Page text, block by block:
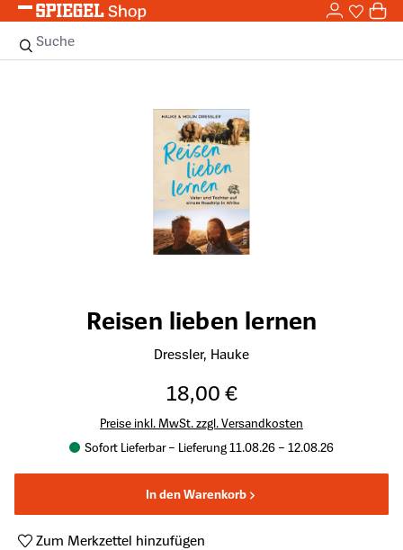
Zum Hauptinhalt springen 0
Suche
Reisen lieben lernen
Dressler, Hauke
18,00 €
Preise inkl. MwSt. zzgl. Versandkosten
Sofort Lieferbar – Lieferung 11.08.26 – 12.08.26
In den Warenkorb
Zum Merkzettel hinzufügen